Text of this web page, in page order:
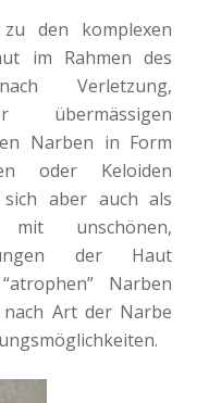
den komplexen
im Rahmen des
Verletzung,
Narben in Form
oder Keloiden
aber auch als
unschönen,
der Haut
Narben
Art der Narbe